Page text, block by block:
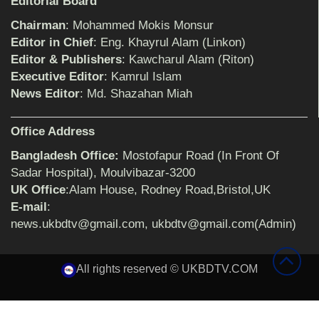
সোমবার
ঠাকুরগাঁওয়ে শিশু ধর্ষকের যাবজ্জীবন কারাদণ্ড
সহায়তা প্রদান অনুষ্ঠিত
লন্ডনে চতুর্দশ বাংলাদেশ বইমেলা ও সাংষ্কৃতিক উৎসব
Chairman: Mohammed Mokis Monsur
Editor in Chief: Eng. Khayrul Alam (Linkon)
Editor & Publishers: Kawcharul Alam (Riton)
Executive Editor: Kamrul Islam
News Editor: Md. Shazahan Miah
Office Address
Bangladesh Office: Mostofapur Road (In Front Of
Sadar Hospital), Moulvibazar-3200
UK Office:Alam House, Rodney Road,Bristol,UK
E-mail :
news.ukbdtv@gmail.com, ukbdtv@gmail.com(Admin)
All rights reserved © UKBDTV.COM